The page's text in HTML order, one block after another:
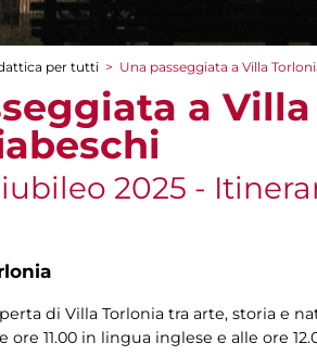
per tutti > Una passeggiata a Villa
a
2025 -
di Villa Torlonia tra arte, storia e
ore 11.00 in lingua inglese e alle ore